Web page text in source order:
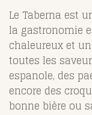
Le Taberna est
la gastronomie
chaleureux et
toutes les
espanole, des
encore des
bonne bière ou